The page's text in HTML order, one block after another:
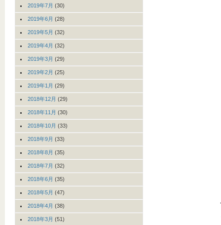
2019年7月 (30)
2019年6月 (28)
2019年5月 (32)
2019年4月 (32)
2019年3月 (29)
2019年2月 (25)
2019年1月 (29)
2018年12月 (29)
2018年11月 (30)
2018年10月 (33)
2018年9月 (33)
2018年8月 (35)
2018年7月 (32)
2018年6月 (35)
2018年5月 (47)
2018年4月 (38)
2018年3月 (51)